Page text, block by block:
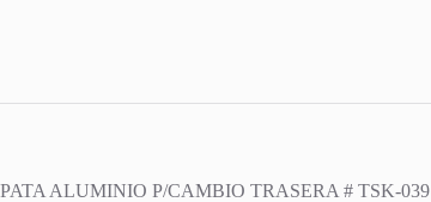
PATA ALUMINIO P/CAMBIO TRASERA # TSK-039